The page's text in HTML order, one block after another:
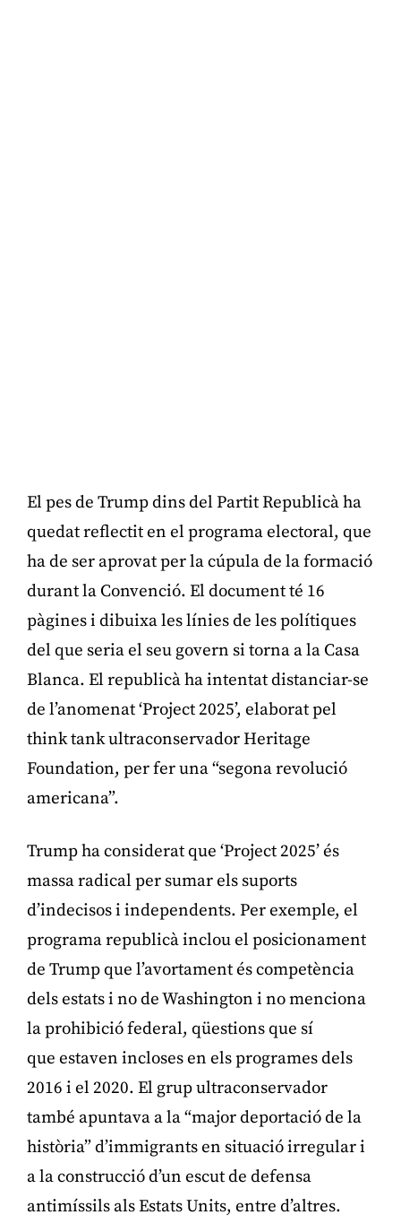
El pes de Trump dins del Partit Republicà ha
quedat reflectit en el programa electoral, que
ha de ser aprovat per la cúpula de la formació
durant la Convenció. El document té 16
pàgines i dibuixa les línies de les polítiques
del que seria el seu govern si torna a la Casa
Blanca. El republicà ha intentat distanciar-se
de l’anomenat ‘Project 2025’, elaborat pel
think tank ultraconservador Heritage
Foundation, per fer una “segona revolució
americana”.
Trump ha considerat que ‘Project 2025’ és
massa radical per sumar els suports
d’indecisos i independents. Per exemple, el
programa republicà inclou el posicionament
de Trump que l’avortament és competència
dels estats i no de Washington i no menciona
la prohibició federal, qüestions que sí
que estaven incloses en els programes dels
2016 i el 2020. El grup ultraconservador
també apuntava a la “major deportació de la
història” d’immigrants en situació irregular i
a la construcció d’un escut de defensa
antimíssils als Estats Units, entre d’altres.